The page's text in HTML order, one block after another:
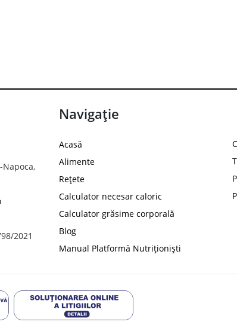
2021
Navigație
Acasă
Alimente
Rețete
Calculator necesar caloric
Calculator grăsime corporală
Blog
Manual Platformă Nutriționiști